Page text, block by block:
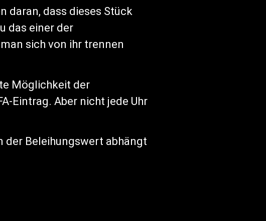
daran, dass dieses Stück
das einer der
sich von ihr trennen
Möglichkeit der
Eintrag. Aber nicht jede Uhr
der Beleihungswert abhängt